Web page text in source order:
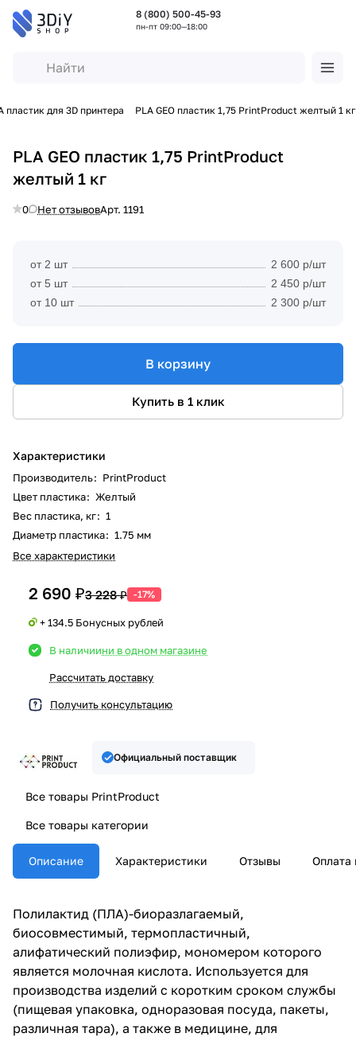
8 (800) 500-45-93
пн-пт 09:00—18:00
пластик для 3D принтера PLA GEO пластик 1,75 PrintProduct желтый 1 кг
PLA GEO пластик 1,75 PrintProduct
желтый 1 кг
0 Нет отзывовАрт. 1191
от 2 шт
2 600 р/шт
от 5 шт
2 450 р/шт
от 10 шт
2 300 р/шт
В корзину
Купить в 1 клик
Характеристики
Производитель: PrintProduct
Цвет пластика: Желтый
Вес пластика, кг: 1
Диаметр пластика: 1.75 мм
Все характеристики
2 690 ₽3 228 ₽ -17%
+ 134.5 Бонусных рублей
В наличиини в одном магазине
Рассчитать доставку
Получить консультацию
Официальный поставщик
Все товары PrintProduct
Все товары категории
Описание Характеристики Отзывы Оплата
Полилактид (ПЛА)-биоразлагаемый,
биосовместимый, термопластичный,
алифатический полиэфир, мономером которого
является молочная кислота. Используется для
производства изделий с коротким сроком службы
(пищевая упаковка, одноразовая посуда, пакеты,
различная тара), а также в медицине, для